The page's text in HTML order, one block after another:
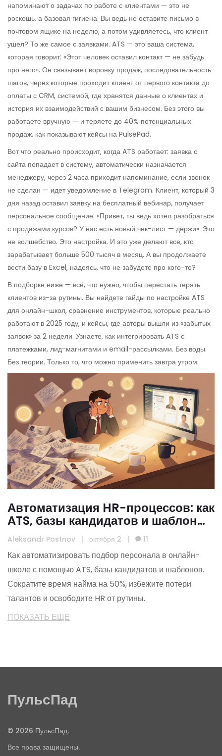
напоминают о задачах по работе с клиентами — это не
роскошь, а базовая гигиена. Вы ведь не оставите письмо в
почтовом ящике на неделю, а потом удивляетесь, что клиент
ушел? То же самое с заявками. ATS — это ваша система,
которая говорит: «Этот человек оставил контакт — не забудь
про него». Он связывает воронку продаж, последовательность
шагов, через которые проходит клиент от первого контакта до
оплаты с CRM, системой, где хранятся данные о клиентах и
история их взаимодействий с вашим бизнесом. Без этого вы
работаете вручную — и теряете до 40% потенциальных
продаж, как показывают кейсы на PulsePad.
Вот что реально происходит, когда ATS работает: заявка с
сайта попадает в систему, автоматически назначается
менеджеру, через 2 часа приходит напоминание, если звонок
не сделан — идет уведомление в Telegram. Клиент, который 3
дня назад оставил заявку на бесплатный вебинар, получает
персональное сообщение: «Привет, ты ведь хотел разобраться
с продажами курсов? У нас есть новый чек-лист — держи». Это
не волшебство. Это настройка. И это уже делают все, кто
зарабатывает больше 500 тысяч в месяц. А вы продолжаете
вести базу в Excel, надеясь, что не забудете про кого-то?
В подборке ниже — всё, что нужно, чтобы перестать терять
клиентов из-за рутины. Вы найдете гайды по настройке ATS
для онлайн-школ, сравнение инструментов, которые реально
работают в 2025 году, и кейсы, где авторы вышли из «забытых
заявок» за 2 недели. Узнаете, как интегрировать ATS с
платежками, лид-магнитами и email-рассылками. Без воды.
Без теории. Только то, что можно применить завтра утром.
Автоматизация HR-процессов: как
ATS, базы кандидатов и шаблоны
сэкономят время онлайн-школе
Aleksandr Postnov | октября 2 | 11
Как автоматизировать подбор персонала в онлайн-
школе с помощью ATS, базы кандидатов и шаблонов.
Сократите время найма на 50%, избежите потери
талантов и освободите HR от рутины.
ПОКАЗАТЬ ЕЩЕ
ПульсПад
© 2026 ПульсПад.
Все права защищены.